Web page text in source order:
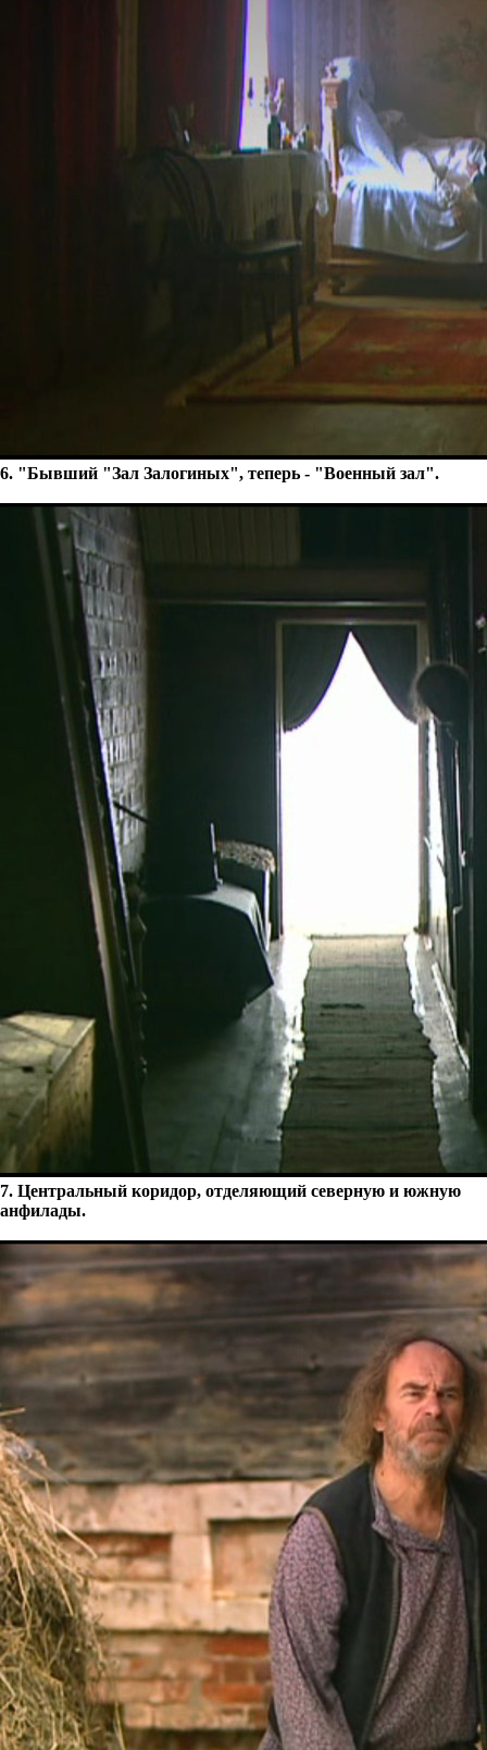
6. "Бывший "Зал Залогиных", теперь - "Военный зал".
7. Центральный коридор, отделяющий северную и южную
анфилады.